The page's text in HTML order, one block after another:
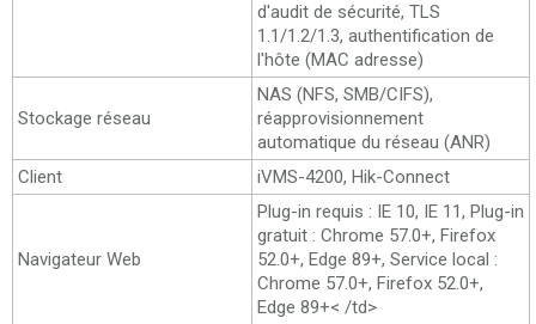
d'audit de sécurité, TLS
1.1/1.2/1.3, authentification de
l'hôte (MAC adresse)
Stockage réseau
NAS (NFS, SMB/CIFS),
réapprovisionnement
automatique du réseau (ANR)
Client
iVMS-4200, Hik-Connect
Navigateur Web
Plug-in requis : IE 10, IE 11, Plug-in
gratuit : Chrome 57.0+, Firefox
52.0+, Edge 89+, Service local :
Chrome 57.0+, Firefox 52.0+,
Edge 89+< /td>